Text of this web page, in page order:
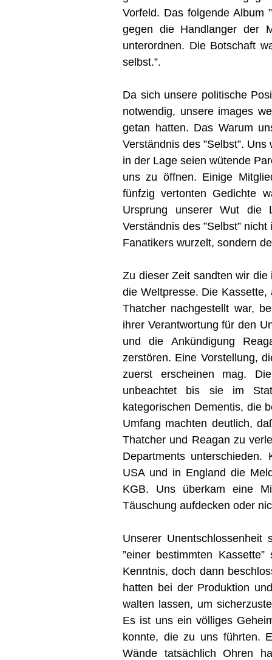
Vorfeld. Das folgende Album
gegen die Handlanger der
unterordnen. Die Botschaft
selbst.”.
Da sich unsere politische
notwendig, unsere images
getan hatten. Das Warum
Verständnis des ”Selbst”.
in der Lage seien wütende
uns zu öffnen. Einige
fünfzig vertonten Gedichte
Ursprung unserer Wut
Verständnis des ”Selbst”
Fanatikers wurzelt, sondern
Zu dieser Zeit sandten wir
die Weltpresse. Die
Thatcher nachgestellt war,
ihrer Verantwortung für den
und die Ankündigung
zerstören. Eine Vorstellung,
zuerst erscheinen mag.
unbeachtet bis sie im
kategorischen Dementis, die
Umfang machten deutlich,
Thatcher und Reagan zu
Departments
USA und in England die
KGB. Uns überkam eine
Täuschung aufdecken oder
Unserer
”einer bestimmten
Kenntnis, doch dann
hatten bei der Produktion
walten lassen, um
Es ist uns ein völliges
konnte, die zu uns führten.
Wände tatsächlich Ohren